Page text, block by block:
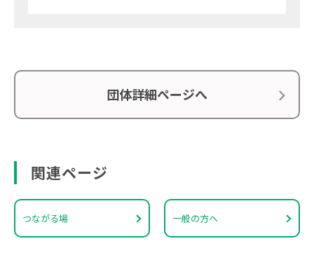
団体詳細ページへ
関連ページ
つながる場 一般の方へ